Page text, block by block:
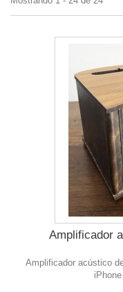
Amplificador
Amplificador acústico